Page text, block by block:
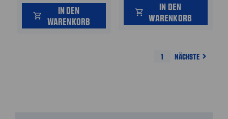
shopping_cart
IN DEN
WARENKORB
shopping_cart
IN DEN
WARENKORB
1 NÄCHSTE navigate_next